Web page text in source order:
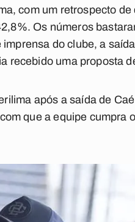
com um retrospecto
Os números
do clube, a
recebido uma proposta
após a saída de
que a equipe cumpra